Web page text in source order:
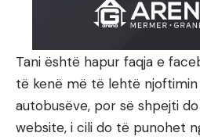
Tani është hapur faqja e
të kenë më të lehtë
autobusëve, por së shpejti
website, i cili do të punohet